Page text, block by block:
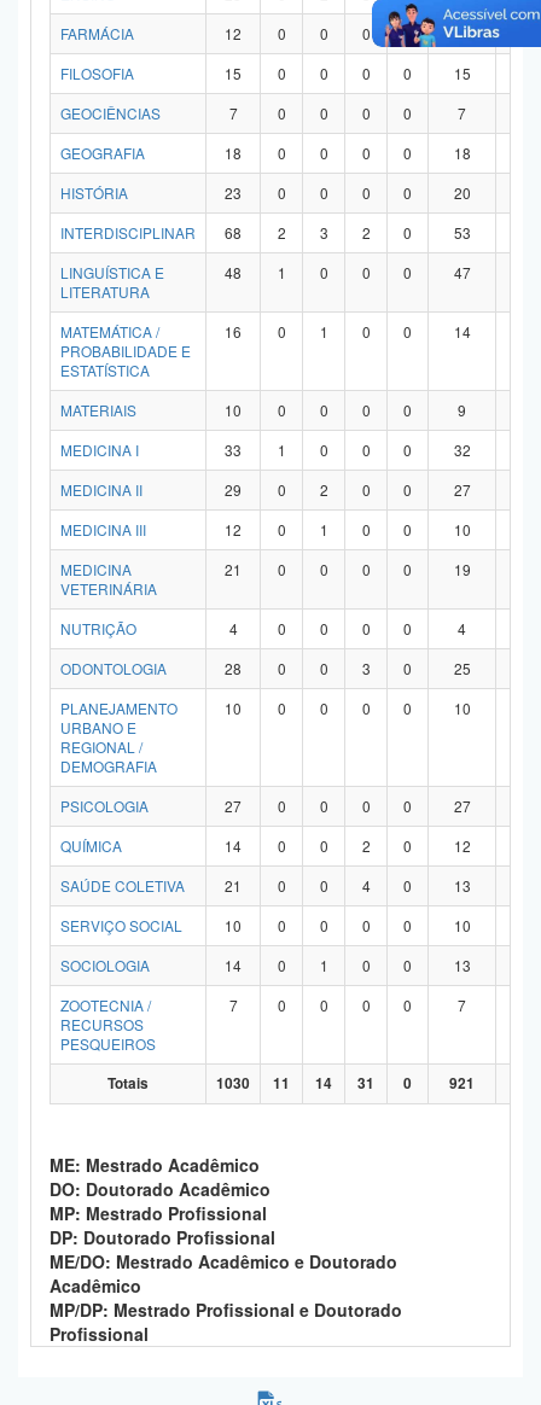
FARMÁCIA
12 0 0 0 0 12
FILOSOFIA
15 0 0 0 0 15
GEOCIÊNCIAS
7 0 0 0 0 7
GEOGRAFIA
18 0 0 0 0 18
HISTÓRIA
23 0 0 0 0 20
INTERDISCIPLINAR
68 2 3 2 0 53
LINGUÍSTICA E
LITERATURA
48 1 0 0 0 47
MATEMÁTICA /
PROBABILIDADE E
ESTATÍSTICA
16 0 1 0 0 14
MATERIAIS 10 0 0 0 0 9
MEDICINA I
33 1 0 0 0 32
MEDICINA II
29 0 2 0 0 27
MEDICINA III
12 0 1 0 0 10
MEDICINA
VETERINÁRIA
21 0 0 0 0 19
NUTRIÇÃO 4 0 0 0 0 4
ODONTOLOGIA
28 0 0 3 0 25
PLANEJAMENTO
URBANO E
REGIONAL /
DEMOGRAFIA
10 0 0 0 0 10
PSICOLOGIA 27 0 0 0 0 27
QUÍMICA
14 0 0 2 0 12
SAÚDE COLETIVA
21 0 0 4 0 13
SERVIÇO SOCIAL
10 0 0 0 0 10
SOCIOLOGIA
14 0 1 0 0 13
ZOOTECNIA /
RECURSOS
PESQUEIROS
7 0 0 0 0 7
Totais 1030 11 14 31 0 921
ME: Mestrado Acadêmico
DO: Doutorado Acadêmico
MP: Mestrado Profissional
DP: Doutorado Profissional
ME/DO: Mestrado Acadêmico e Doutorado
Acadêmico
MP/DP: Mestrado Profissional e Doutorado
Profissional